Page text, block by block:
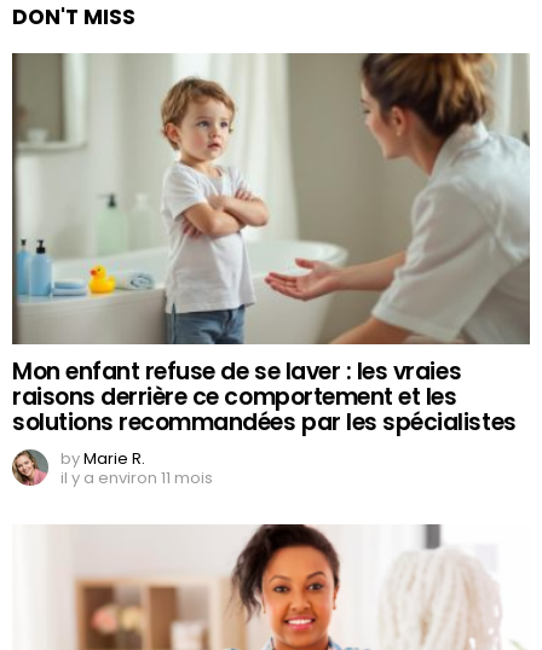
DON'T MISS
Mon enfant refuse de se laver : les vraies
raisons derrière ce comportement et les
solutions recommandées par les spécialistes
byMarie R.
il y a environ 11 mois